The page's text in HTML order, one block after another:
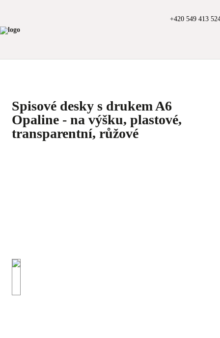
+420 549 413
Spisové desky s drukem A6
Opaline - na výšku, plastové,
transparentní, růžové